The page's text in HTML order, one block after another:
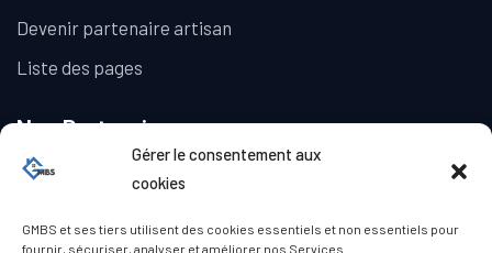
Gérer le consentement aux
cookies
GMBS et ses tiers utilisent des cookies essentiels et non essentiels pour
fournir, sécuriser, analyser et améliorer nos Services.
Devenir partenaire artisan
Liste des pages
Nos Partenaires
La Galerie Immobilière